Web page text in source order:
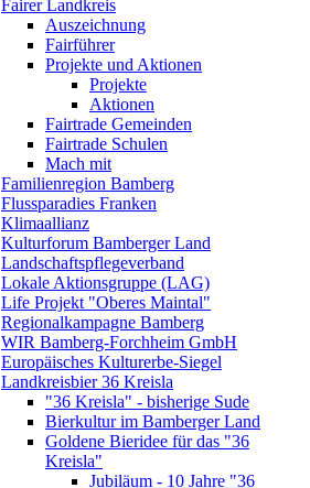
Fairer Landkreis
Auszeichnung
Fairführer
Projekte und Aktionen
Projekte
Aktionen
Fairtrade Gemeinden
Fairtrade Schulen
Mach mit
Familienregion Bamberg
Flussparadies Franken
Klimaallianz
Kulturforum Bamberger Land
Landschaftspflegeverband
Lokale Aktionsgruppe (LAG)
Life Projekt "Oberes Maintal"
Regionalkampagne Bamberg
WIR Bamberg-Forchheim GmbH
Europäisches Kulturerbe-Siegel
Landkreisbier 36 Kreisla
"36 Kreisla" - bisherige Sude
Bierkultur im Bamberger Land
Goldene Bieridee für das "36
Kreisla"
Jubiläum - 10 Jahre "36